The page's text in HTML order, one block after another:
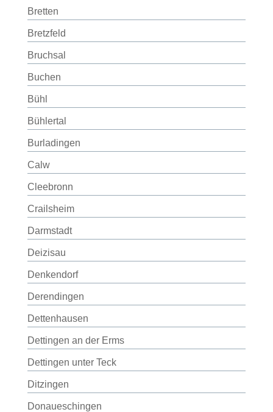
Bretten
Bretzfeld
Bruchsal
Buchen
Bühl
Bühlertal
Burladingen
Calw
Cleebronn
Crailsheim
Darmstadt
Deizisau
Denkendorf
Derendingen
Dettenhausen
Dettingen an der Erms
Dettingen unter Teck
Ditzingen
Donaueschingen